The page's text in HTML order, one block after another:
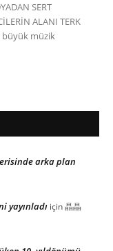
SERT
ALANI TERK
büyük müzik
arka plan
yayınladı için晶晶